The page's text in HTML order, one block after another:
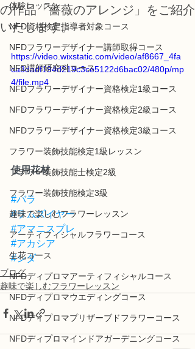
体験レッスン
NFD資格検定指導者対象コース
NFDフラワーデザイナー講師取得コース
NFD講師研究科コース
NFDフラワーデザイナー資格検定1級コース
NFDフラワーデザイナー資格検定2級コース
NFDフラワーデザイナー資格検定3級コース
フラワー装飾技能検定1級レッスン
フラワー装飾技能士検定2級
フラワー装飾技能検定3級
趣味で楽しむフラワーレッスン
アーティフィシャルフラワーコース
生花コース
NFDディプロマアーティフィシャルコース
NFDディプロマウエディングコース
NFDディプロマプリザーブドフラワーコース
NFDディプロマインドアガーデニングコース
の作品「薔薇のアレンジ」をご紹介
いたします。
https://video.wixstatic.com/video/af8667_4fa
ca3dadf194d219c3ce5122d6bac02/480p/mp
4/file.mp4
使用花材
#バラ
#ラムズイヤー
#アマニスプレ
#アカシア
#シダ
ブログ
趣味で楽しむフラワーレッスン